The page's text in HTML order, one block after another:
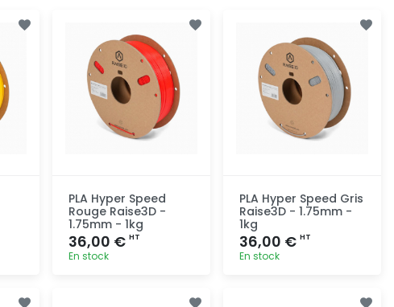
PLA Hyper Speed
Rouge Raise3D -
1.75mm - 1kg
36,00 €HT
En stock
PLA Hyper Speed Gris
Raise3D - 1.75mm -
1kg
36,00 €HT
En stock